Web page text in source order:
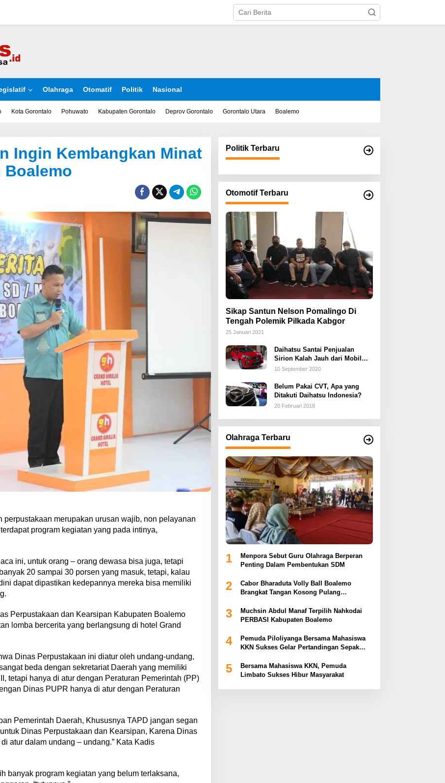
Olahraga Otomatif Politik Nasional
Kota Gorontalo Pohuwato Kabupaten Gorontalo Deprov Gorontalo Gorontalo Utara Boalemo
Ingin Kembangkan Minat
Boalemo
perpustakaan merupakan urusan wajib, non pelayanan
program kegiatan yang pada intinya,
ini, untuk orang – orang dewasa bisa juga, tetapi
20 sampai 30 porsen yang masuk, tetapi, kalau
dapat dipastikan kedepannya mereka bisa memiliki
Perpustakaan dan Kearsipan Kabupaten Boalemo
lomba bercerita yang berlangsung di hotel Grand
Dinas Perpustakaan ini diatur oleh undang-undang,
beda dengan sekretariat Daerah yang memiliki
tetapi hanya di atur dengan Peraturan Pemerintah (PP)
Dinas PUPR hanya di atur dengan Peraturan
Pemerintah Daerah, Khususnya TAPD jangan segan
Dinas Perpustakaan dan Kearsipan, Karena Dinas
atur dalam undang – undang.” Kata Kadis
banyak program kegiatan yang belum terlaksana,
Politik Terbaru
Otomotif Terbaru
Sikap Santun Nelson Pomalingo Di
Tengah Polemik Pilkada Kabgor
25 Januari 2021
Daihatsu Santai Penjualan
Sirion Kalah Jauh dari Mobil
LCGC
10 September 2020
Belum Pakai CVT, Apa yang
Ditakuti Daihatsu Indonesia?
20 Februari 2018
Olahraga Terbaru
1
Menpora Sebut Guru Olahraga Berperan
Penting Dalam Pembentukan SDM
2
Cabor Bharaduta Volly Ball Boalemo
Brangkat Tangan Kosong Pulang
3
Muchsin Abdul Manaf Terpilih Nahkodai
PERBASI Kabupaten Boalemo
4
Pemuda Piloliyanga Bersama Mahasiswa
KKN Sukses Gelar Pertandingan Sepak
5
Bersama Mahasiswa KKN, Pemuda
Limbato Sukses Hibur Masyarakat